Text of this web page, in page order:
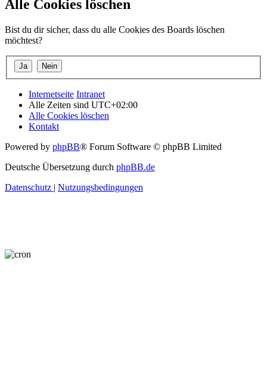
Alle Cookies löschen
Bist du dir sicher, dass du alle Cookies des Boards löschen
möchtest?
Internetseite Intranet
Alle Zeiten sind UTC+02:00
Alle Cookies löschen
Kontakt
Powered by phpBB® Forum Software © phpBB Limited
Deutsche Übersetzung durch phpBB.de
Datenschutz | Nutzungsbedingungen